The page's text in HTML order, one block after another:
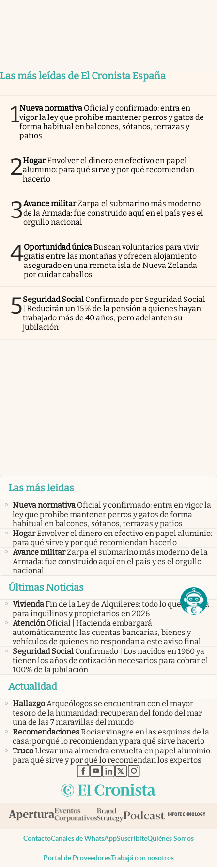
Las más leídas de El Cronista España
1Nueva normativa Oficial y confirmado: entra en
vigor la ley que prohíbe mantener perros y gatos de
forma habitual en balcones, sótanos, terrazas y
patios
2HogarEnvolver el dinero en efectivo en papel
aluminio: para qué sirve y por qué recomiendan
hacerlo
3Avance militarZarpa el submarino más moderno
de la Armada: fue construido aquí en el país y es el
orgullo nacional
4Oportunidad únicaBuscan voluntarios para vivir
gratis entre las montañas y ofrecen alojamiento
asegurado en una remota isla de Nueva Zelanda
por cuidar caballos
5Seguridad Social Confirmado por Seguridad Social
| Reducirán un 15% de la pensión a quienes hayan
trabajado más de 40 años, pero adelanten su
jubilación
Las más leidas
Nueva normativa Oficial y confirmado: entra en vigor la
ley que prohíbe mantener perros y gatos de forma
habitual en balcones, sótanos, terrazas y patios
HogarEnvolver el dinero en efectivo en papel aluminio:
para qué sirve y por qué recomiendan hacerlo
Avance militar Zarpa el submarino más moderno de la
Armada: fue construido aquí en el país y es el orgullo
nacional
Últimas Noticias
ViviendaFin de la Ley de Alquileres: todo lo que cambia
para inquilinos y propietarios en 2026
Atención Oficial | Hacienda embargará
automáticamente las cuentas bancarias, bienes y
vehículos de quienes no respondan a este aviso final
Seguridad Social Confirmado | Los nacidos en 1960 ya
tienen los años de cotización necesarios para cobrar el
100% de la jubilación
Actualidad
Hallazgo Arqueólogos se encuentran con el mayor
tesoro de la humanidad: recuperan del fondo del mar
una de las 7 maravillas del mundo
RecomendacionesRociar vinagre en las esquinas de la
casa: por qué lo recomiendan y para qué sirve hacerlo
TrucoLlevar una almendra envuelta en papel aluminio:
para qué sirve y por qué lo recomiendan los expertos
abre en nueva pestaña
abre en nueva pestaña
abre en nueva pestaña
abre en nueva pestaña
abre en nueva pestaña
ContactoCanales de WhatsAppSuscribiteQuiénes Somos
Portal de ProveedoresTrabajá con nosotros